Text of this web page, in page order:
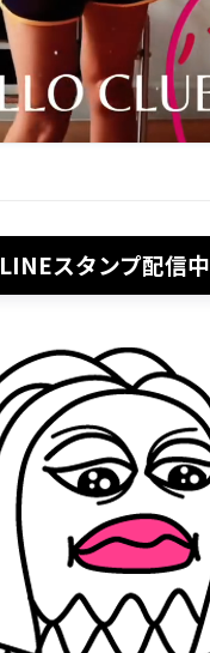
LINEスタンプ配信中